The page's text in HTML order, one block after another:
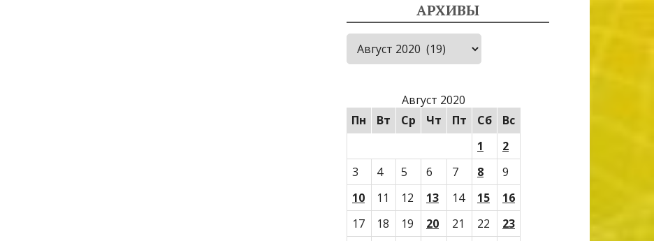
АРХИВЫ
Архивы
Август 2020
Пн
Вт Ср Чт Пт Сб
Вс
1
2
3
4 5 6 7 8
9
10
11 12 13 14 15
16
17
18 19 20 21 22
23